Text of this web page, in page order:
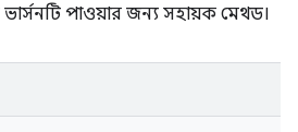
পাওয়ার জন্য সহায়ক মেথড।